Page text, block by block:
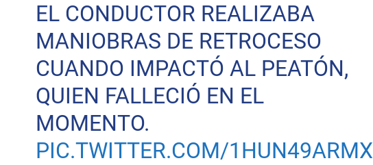
EL CONDUCTOR REALIZABA
MANIOBRAS DE RETROCESO
CUANDO IMPACTÓ AL PEATÓN,
QUIEN FALLECIÓ EN EL
MOMENTO.
PIC.TWITTER.COM/1HUN49ARMX